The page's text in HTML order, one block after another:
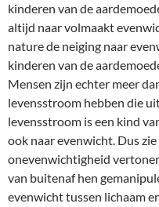
kinderen van de
altijd naar volmaakt
nature de neiging naar
kinderen van de
Mensen zijn echter meer
levensstroom hebben die
levensstroom is een kind
ook naar evenwicht. Dus
onevenwichtigheid
van buitenaf hen
evenwicht tussen lichaam